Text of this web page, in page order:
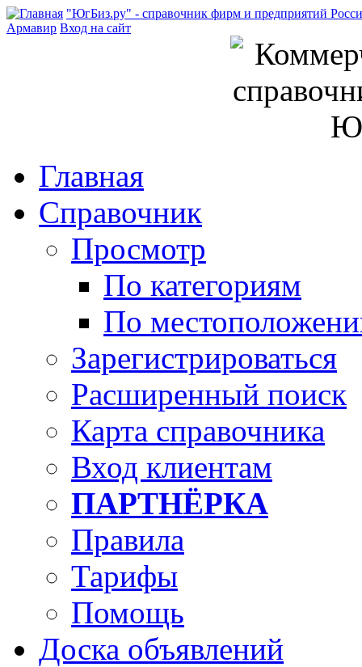
"ЮгБиз.ру" - справочник фирм и предприятий
Армавир Вход на сайт
Главная
Справочник
Просмотр
По категориям
По
Зарегистрироваться
Расширенный поиск
Карта справочника
Вход клиентам
ПАРТНЁРКА
Правила
Тарифы
Помощь
Доска объявлений